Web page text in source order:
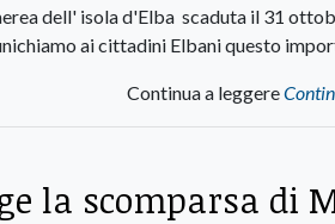
dell' isola d'Elba scaduta il 31
ai cittadini Elbani questo
Continua a leggere
la scomparsa di